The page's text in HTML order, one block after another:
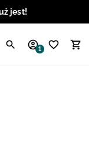
jest!
1